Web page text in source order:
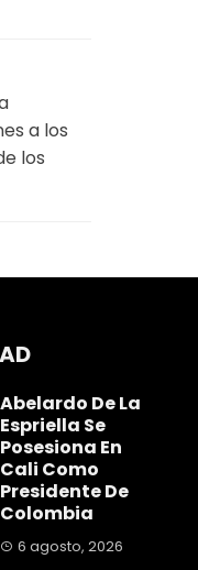
a los
los
Abelardo De La
Espriella Se
Posesiona En
Cali Como
Presidente De
Colombia
6 agosto, 2026